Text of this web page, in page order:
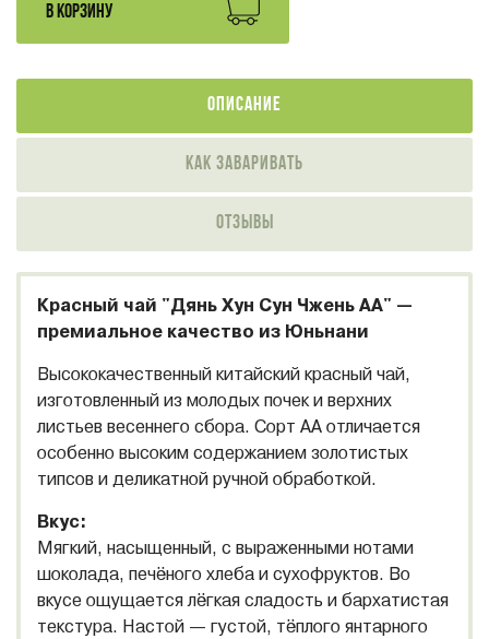
В КОРЗИНУ
Описание
Как заваривать
Отзывы
Красный чай "Дянь Хун Сун Чжень АА" —
премиальное качество из Юньнани
Высококачественный китайский красный чай,
изготовленный из молодых почек и верхних
листьев весеннего сбора. Сорт АА отличается
особенно высоким содержанием золотистых
типсов и деликатной ручной обработкой.
Вкус:
Мягкий, насыщенный, с выраженными нотами
шоколада, печёного хлеба и сухофруктов. Во
вкусе ощущается лёгкая сладость и бархатистая
текстура. Настой — густой, тёплого янтарного